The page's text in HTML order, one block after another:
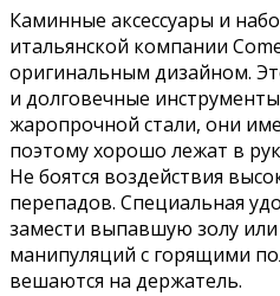
Каминные аксессуары и
итальянской компании
оригинальным дизайном.
и долговечные
жаропрочной стали, они
поэтому хорошо лежат в
Не боятся воздействия
перепадов. Специальная
замести выпавшую золу или
манипуляций с горящими
вешаются на держатель.